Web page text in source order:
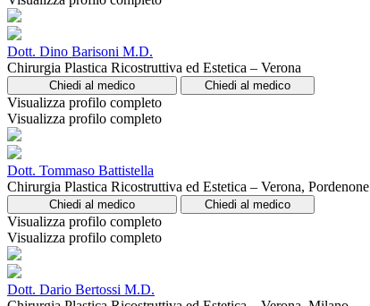
Dott. Dino Barisoni M.D.
Chirurgia Plastica Ricostruttiva ed Estetica – Verona
Chiedi al medico Chiedi al medico
Visualizza profilo completo
Visualizza profilo completo
Dott. Tommaso Battistella
Chirurgia Plastica Ricostruttiva ed Estetica – Verona, Pordenone
Chiedi al medico Chiedi al medico
Visualizza profilo completo
Visualizza profilo completo
Dott. Dario Bertossi M.D.